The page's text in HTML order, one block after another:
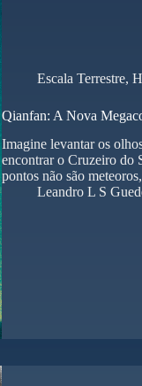
Escala Terrestre,
Qianfan: A Nova
Imagine levantar os
encontrar o Cruzeiro do
pontos não são
Leandro L S